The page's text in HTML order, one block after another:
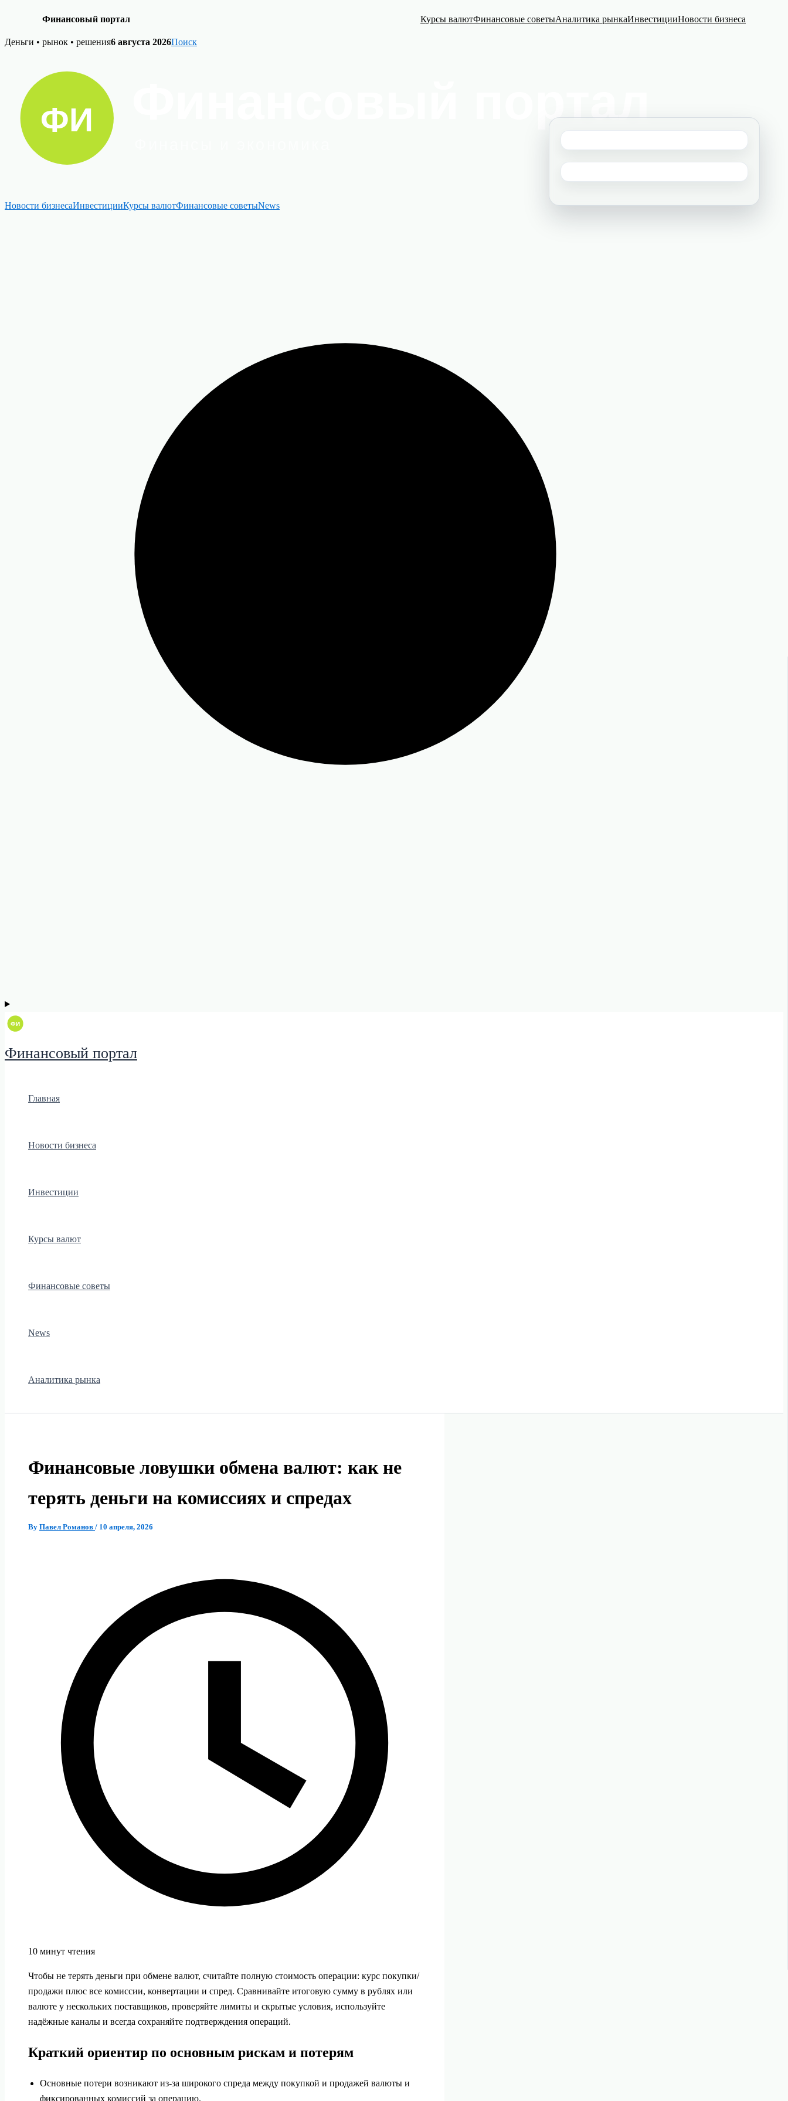
Финансовый портал Курсы валютФинансовые советыАналитика рынкаИнвестицииНовости бизнеса
Skip
Деньги • рынок • решения6 августа 2026Поиск
Новости бизнесаИнвестицииКурсы валютФинансовые советыNews
Финансовый портал
Главная
Новости бизнеса
Инвестиции
Курсы валют
Финансовые советы
News
Аналитика рынка
Финансовые ловушки обмена валют: как не
терять деньги на комиссиях и спредах
By Павел Романов / 10 апреля, 2026
10 минут чтения
Чтобы не терять деньги при обмене валют, считайте полную стоимость операции: курс покупки/
продажи плюс все комиссии, конвертации и спред. Сравнивайте итоговую сумму в рублях или
валюте у нескольких поставщиков, проверяйте лимиты и скрытые условия, используйте
надёжные каналы и всегда сохраняйте подтверждения операций.
Краткий ориентир по основным рискам и потерям
Основные потери возникают из-за широкого спреда между покупкой и продажей валюты и
фиксированных комиссий за операцию.